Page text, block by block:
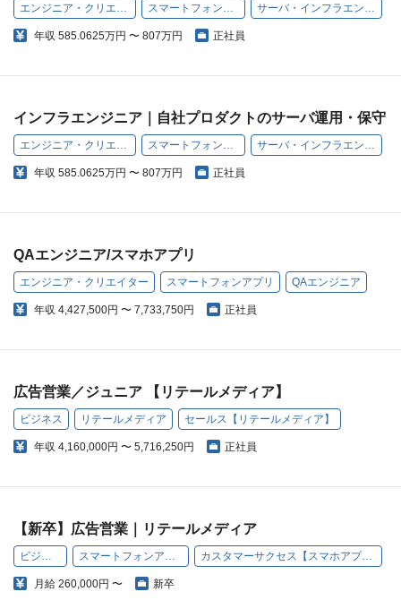
エンジニア・クリエイター スマートフォンアプリ サーバ・インフラエンジニア
年収 585.0625万円 〜 807万円 正社員
インフラエンジニア｜自社プロダクトのサーバ運用・保守
エンジニア・クリエイター スマートフォンアプリ サーバ・インフラエンジニア
年収 585.0625万円 〜 807万円 正社員
QAエンジニア/スマホアプリ
エンジニア・クリエイター スマートフォンアプリ QAエンジニア
年収 4,427,500円 〜 7,733,750円 正社員
広告営業／ジュニア 【リテールメディア】
ビジネス リテールメディア セールス【リテールメディア】
年収 4,160,000円 〜 5,716,250円 正社員
【新卒】広告営業｜リテールメディア
ビジネス スマートフォンアプリ カスタマーサクセス【スマホアプリ】
月給 260,000円 〜 新卒